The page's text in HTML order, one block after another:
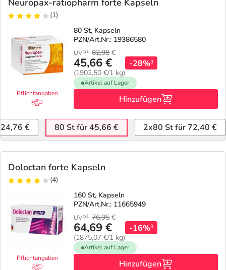
Neuropax-ratiopharm forte Kapseln
(1)
Pflichtangaben
80 St, Kapseln
PZN/Art.Nr.: 19386580
UVP1 62,98 €
45,66 €
(1902,50 €/1 kg)
-28%3
Artikel auf Lager
Hinzufügen
€ 80 St für 45,66 € 2x80 St für 72,40 €
Doloctan forte Kapseln
(4)
Pflichtangaben
160 St, Kapseln
PZN/Art.Nr.: 11665949
UVP1 76,95 €
64,69 €
(1875,07 €/1 kg)
-16%3
Artikel auf Lager
Hinzufügen